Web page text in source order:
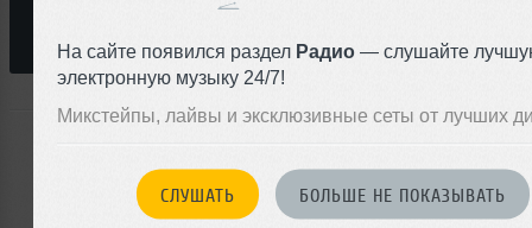
На сайте появился раздел Радио — слушайте
электронную музыку 24/7!
Микстейпы, лайвы и эксклюзивные сеты от лучших
СЛУШАТЬ БОЛЬШЕ НЕ ПОКАЗЫВАТЬ
будущем нас не ожидает.
Или мы о чем-то не знаем? ДОБАВИТЬ СОБЫТИЕ